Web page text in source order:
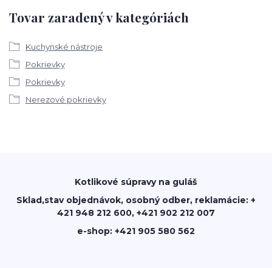
Tovar zaradený v kategóriách
Kuchynské nástroje
Pokrievky
Pokrievky
Nerezové pokrievky
Kotlikové súpravy na guláš
Sklad,stav objednávok, osobný odber, reklamácie: +
421 948 212 600, +421 902 212 007
e-shop: +421 905 580 562